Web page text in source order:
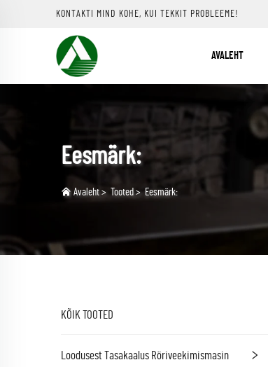
KONTAKTI MIND KOHE, KUI TEKKIT PROBLEEME!
AVALEHT
Eesmärk:
Avaleht > Tooted> Eesmärk:
KÕIK TOOTED
Loodusest Tasakaalus Röriveekimismasin